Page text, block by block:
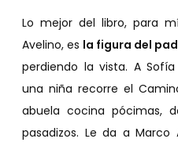
Lo mejor del libro, para
Avelino, es la figura del
perdiendo la vista. A
una niña recorre el
abuela cocina pócimas,
pasadizos. Le da a